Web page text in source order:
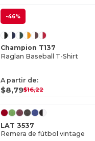
-46%
Champion T137
Raglan Baseball T-Shirt
A partir de:
$8,79$16,22
LAT 3537
Remera de fútbol vintage